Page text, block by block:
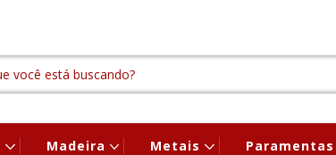
Madeira Metais